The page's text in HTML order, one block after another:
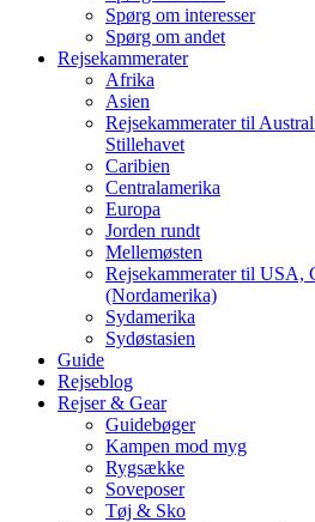
Spørg om interesser
Spørg om andet
Rejsekammerater
Afrika
Asien
Rejsekammerater til
Stillehavet
Caribien
Centralamerika
Europa
Jorden rundt
Mellemøsten
Rejsekammerater til USA,
(Nordamerika)
Sydamerika
Sydøstasien
Guide
Rejseblog
Rejser & Gear
Guidebøger
Kampen mod myg
Rygsække
Soveposer
Tøj & Sko